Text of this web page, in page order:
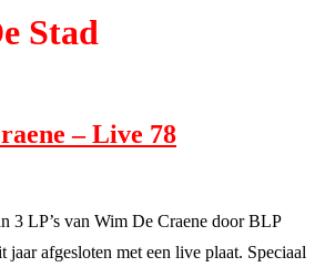
Stad
– Live 78
3 LP’s van Wim De Craene door BLP
jaar afgesloten met een live plaat. Speciaal